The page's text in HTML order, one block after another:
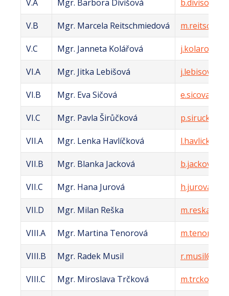
V.A Mgr. Barbora Divišová
V.B Mgr. Marcela Reitschmiedová
V.C Mgr. Janneta Kolářová
VI.A Mgr. Jitka Lebišová
VI.B Mgr. Eva Sičová
VI.C Mgr. Pavla Širůčková
VII.A Mgr. Lenka Havlíčková
VII.B Mgr. Blanka Jacková
VII.C Mgr. Hana Jurová
VII.D Mgr. Milan Reška
VIII.A Mgr. Martina Tenorová
VIII.B Mgr. Radek Musil
VIII.C Mgr. Miroslava Trčková